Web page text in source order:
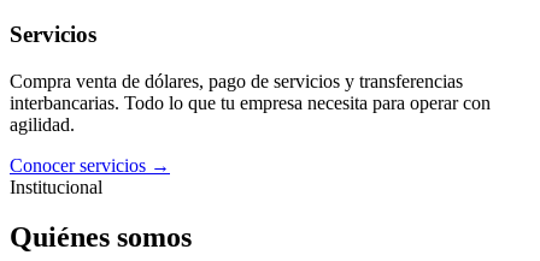
Servicios
Compra venta de dólares, pago de servicios y transferencias
interbancarias. Todo lo que tu empresa necesita para operar con
agilidad.
Conocer servicios →
Institucional
Quiénes somos